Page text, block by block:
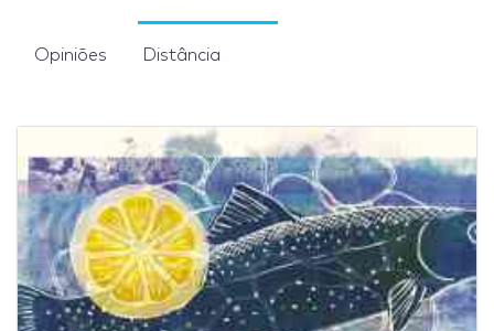
Opiniões Distância